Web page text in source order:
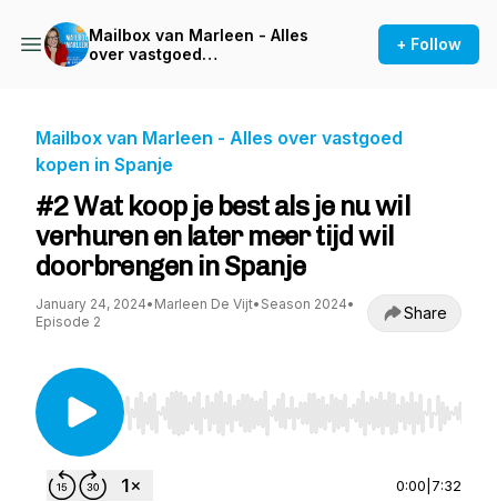
Mailbox van Marleen - Alles
over vastgoed
+ Follow
Mailbox van Marleen - Alles over vastgoed
kopen in Spanje
#2 Wat koop je best als je nu wil
verhuren en later meer tijd wil
doorbrengen in Spanje
January 24, 2024• Marleen De Vijt• Season 2024•
Episode 2
Share
Use Left/Right to seek, Home/End to jump to
0:00 7:32